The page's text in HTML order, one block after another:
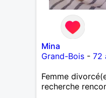
Mina
Grand-Bois- 72
Femme
recherche